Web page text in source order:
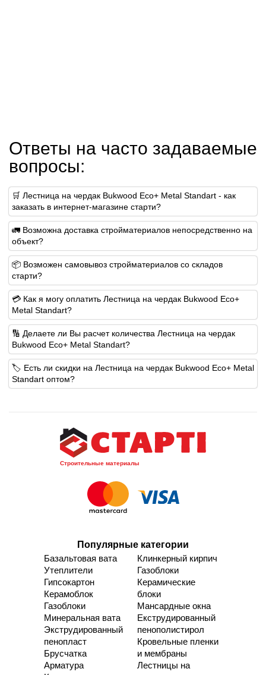
Ответы на часто задаваемые
вопросы:
🛒 Лестница на чердак Bukwood Eco+ Metal Standart - как
заказать в интернет-магазине старти?
🚛 Возможна доставка стройматериалов непосредственно на
объект?
📦 Возможен самовывоз стройматериалов со складов
старти?
💳 Как я могу оплатить Лестница на чердак Bukwood Eco+
Metal Standart?
🔢 Делаете ли Вы расчет количества Лестница на чердак
Bukwood Eco+ Metal Standart?
🏷️ Есть ли скидки на Лестница на чердак Bukwood Eco+ Metal
Standart оптом?
Строительные материалы
Популярные категории
Базальтовая вата
Утеплители
Гипсокартон
Керамоблок
Газоблоки
Минеральная вата
Экструдированный
пенопласт
Брусчатка
Арматура
Клинкерный кирпич
Газоблоки
Керамические
блоки
Мансардные окна
Екструдированный
пенополистирол
Кровельные пленки
и мембраны
Лестницы на